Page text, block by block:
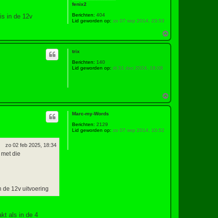
fenix2
Berichten: 404
Lid geworden op: zo 07 sep 2014, 23:53
in de 12v
m
h
trix
Berichten: 140
Lid geworden op: di 31 dec 2024, 18:08
m
h
Marc-my-Words
Berichten: 2129
Lid geworden op: zo 07 sep 2014, 10:52
zo 02 feb 2025, 18:34
die
de 12v uitvoering
als in de 4